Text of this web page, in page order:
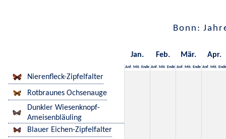
Bonn:
Jan. Feb. Mär. Apr.
Anf. Mit. Ende Anf. Mit. Ende Anf. Mit. Ende Anf. Mit. Ende
Nierenfleck-Zipfelfalter
Rotbraunes Ochsenauge
Dunkler Wiesenknopf-
Ameisenbläuling
Blauer Eichen-Zipfelfalter